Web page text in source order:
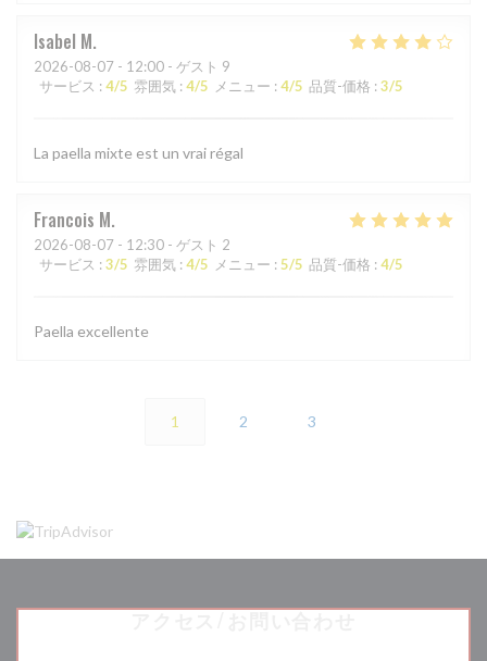
Isabel M
2026-08-07 - 12:00 - ゲスト 9
サービス : 4/5 雰囲気 : 4/5 メニュー : 4/5 品質-価格 : 3/5
La paella mixte est un vrai régal
Francois M
2026-08-07 - 12:30 - ゲスト 2
サービス : 3/5 雰囲気 : 4/5 メニュー : 5/5 品質-価格 : 4/5
Paella excellente
1 2 3